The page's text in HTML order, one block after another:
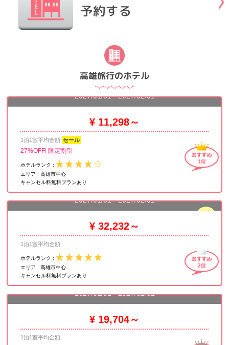
高雄旅行のホテル
シャトー・ド・シン ホテル高雄（Chateau de Chine Hotel
Kaohsiung・高雄翰品酒店）
2027/01/31 - 2027/02/01
¥ 11,298～
1泊1室平均金額 セール
27%OFF! 限定割引
ホテルランク :
エリア :高雄市中心
キャンセル料無料プランあり
2027/01/31 - 2027/02/01
¥ 32,232～
1泊1室平均金額
ホテルランク :
エリア :高雄市中心
キャンセル料無料プランあり
ホテル インディゴ高雄セントラル パーク by IHG 高雄中央公
2027/01/31 - 2027/02/01
¥ 19,704～
1泊1室平均金額